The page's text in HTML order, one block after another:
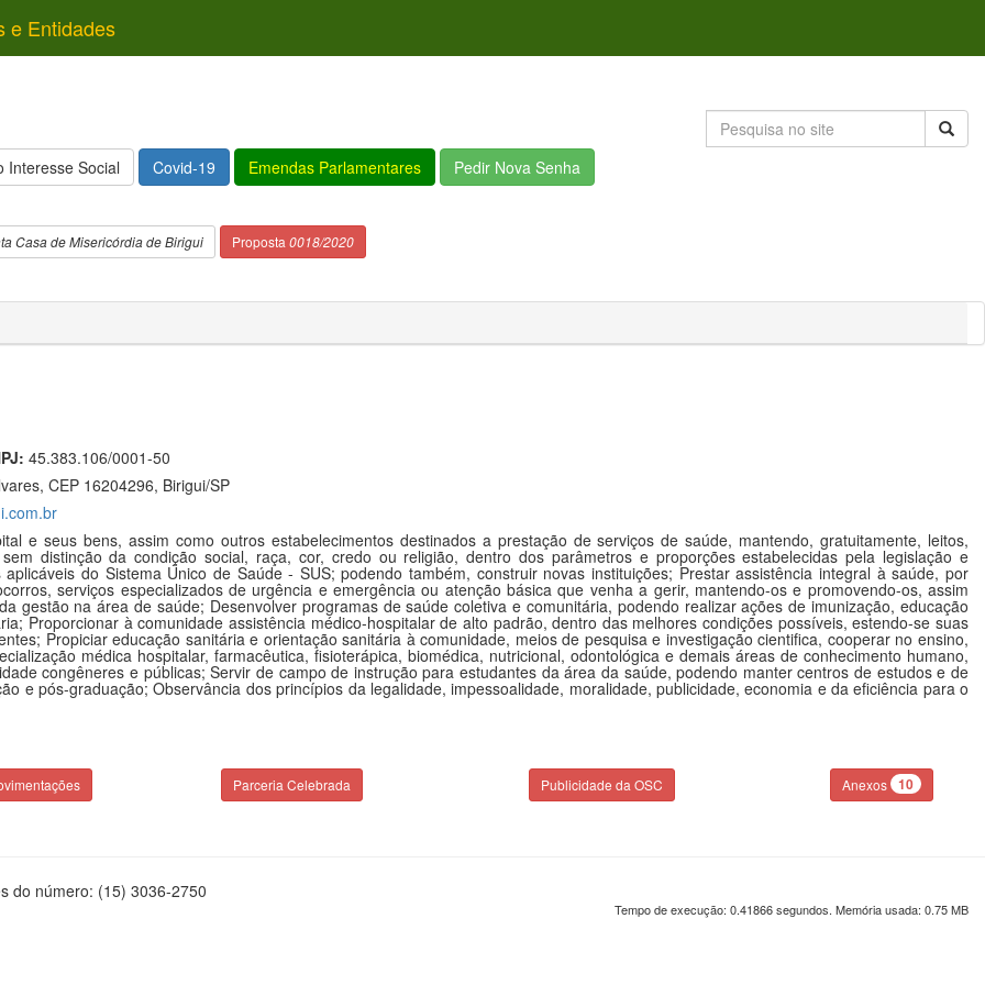
e Entidades
Interesse Social Covid-19 Emendas Parlamentares Pedir Nova Senha
Casa de Misericórdia de Birigui Proposta 0018/2020
45.383.106/0001-50
CEP 16204296, Birigui/SP
e seus bens, assim como outros estabelecimentos destinados a prestação de serviços de saúde, mantendo, gratuitamente, leitos,
distinção da condição social, raça, cor, credo ou religião, dentro dos parâmetros e proporções estabelecidas pela legislação e
do Sistema Único de Saúde - SUS; podendo também, construir novas instituições; Prestar assistência integral à saúde, por
serviços especializados de urgência e emergência ou atenção básica que venha a gerir, mantendo-os e promovendo-os, assim
gestão na área de saúde; Desenvolver programas de saúde coletiva e comunitária, podendo realizar ações de imunização, educação
Proporcionar à comunidade assistência médico-hospitalar de alto padrão, dentro das melhores condições possíveis, estendo-se suas
Propiciar educação sanitária e orientação sanitária à comunidade, meios de pesquisa e investigação cientifica, cooperar no ensino,
médica hospitalar, farmacêutica, fisioterápica, biomédica, nutricional, odontológica e demais áreas de conhecimento humano,
congêneres e públicas; Servir de campo de instrução para estudantes da área da saúde, podendo manter centros de estudos e de
e pós-graduação; Observância dos princípios da legalidade, impessoalidade, moralidade, publicidade, economia e da eficiência para o
Parceria Celebrada Publicidade da OSC Anexos 10
do número: (15) 3036-2750
Tempo de execução: 0.41866 segundos. Memória usada: 0.75 MB